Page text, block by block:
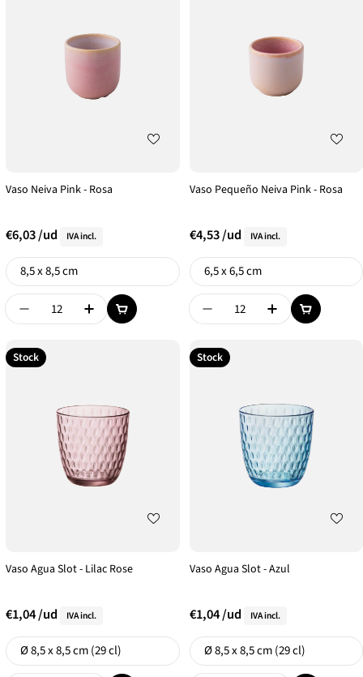
Vaso Neiva Pink - Rosa
€6,03/ud IVA incl.
Formato
8,5 x 8,5 cm
Disminuir Cantidad De {{ Product }}
Aumentar Cantidad De {{ Product }}
Vaso Pequeño Neiva Pink - Rosa
€4,53/ud IVA incl.
Formato
6,5 x 6,5 cm
Disminuir Cantidad De
Aumentar
Stock
Vaso Agua Slot - Lilac Rose
€1,04/ud IVA incl.
Formato
Ø 8,5 x 8,5 cm (29 cl)
Stock
Vaso Agua Slot - Azul
€1,04/ud IVA incl.
Formato
Ø 8,5 x 8,5 cm (29 cl)